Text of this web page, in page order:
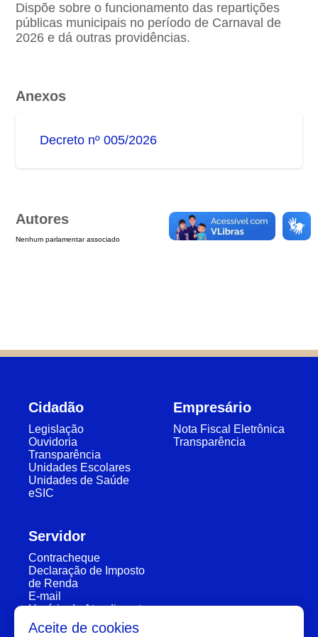
Dispõe sobre o funcionamento das repartições
públicas municipais no período de Carnaval de
2026 e dá outras providências.
Anexos
Decreto nº 005/2026
Autores
Nenhum parlamentar associado
Cidadão
Legislação
Ouvidoria
Transparência
Unidades Escolares
Unidades de Saúde
eSIC
Empresário
Nota Fiscal Eletrônica
Transparência
Servidor
Contracheque
Declaração de Imposto
de Renda
E-mail
Horário de Atendimento
Segunda a Sexta: 7:30h à 11:30h e 13:00h à 16:00h
Aceite de cookies